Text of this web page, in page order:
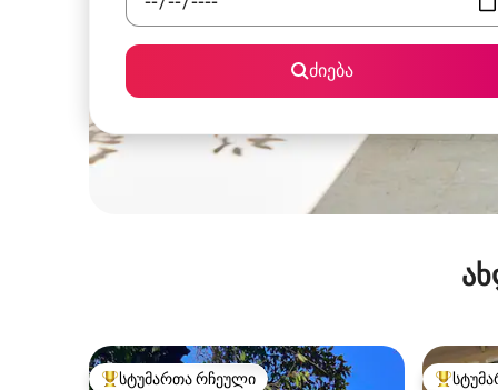
ძიება
სტუმართა რჩეული